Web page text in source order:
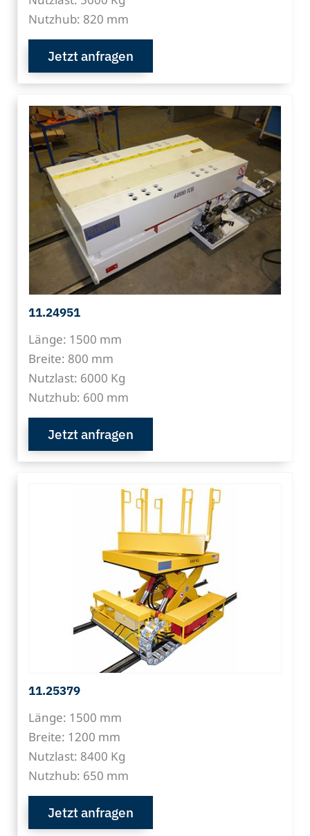
Nutzhub: 820 mm
Jetzt anfragen
11.24951
Länge: 1500 mm
Breite: 800 mm
Nutzlast: 6000 Kg
Nutzhub: 600 mm
Jetzt anfragen
11.25379
Länge: 1500 mm
Breite: 1200 mm
Nutzlast: 8400 Kg
Nutzhub: 650 mm
Jetzt anfragen